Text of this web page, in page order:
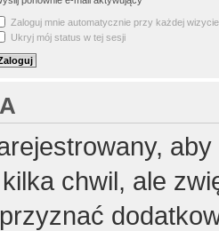
Zaloguj mnie automatycznie przy każdej wizycie
Ukryj mój status w tej sesji
chwil, ale